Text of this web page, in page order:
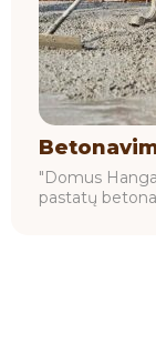
"Domus
pastatų